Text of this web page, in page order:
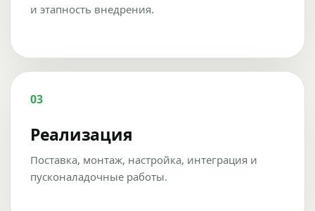
и этапность внедрения.
03
Реализация
Поставка, монтаж, настройка, интеграция и
пусконаладочные работы.